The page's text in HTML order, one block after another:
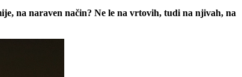
na naraven način? Ne le na vrtovih, tudi na njivah, na